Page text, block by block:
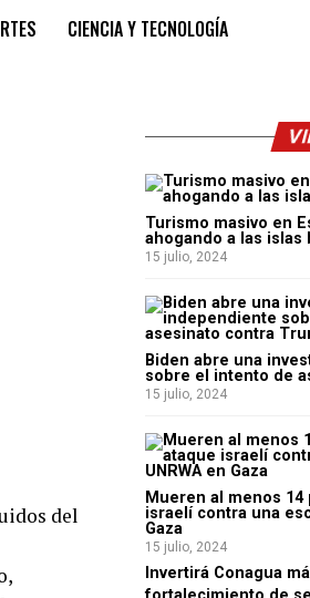
CIENCIA Y TECNOLOGÍA
del
Turismo masivo en
ahogando a las islas
15 julio, 2024
Biden abre una
sobre el intento de
15 julio, 2024
Mueren al menos
israelí contra una
Gaza
15 julio, 2024
Invertirá Conagua